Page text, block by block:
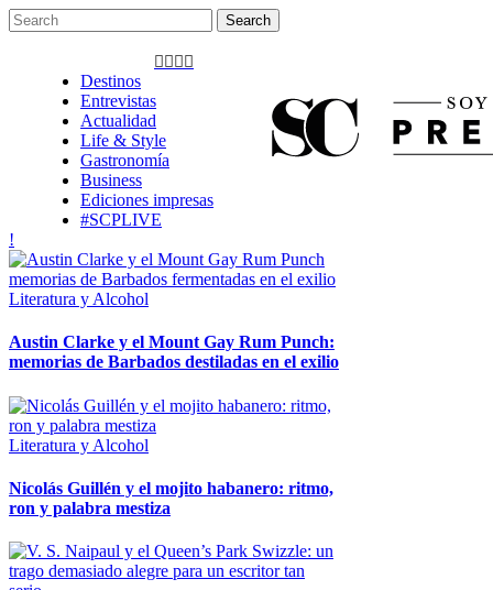
Destinos
Entrevistas
Actualidad
Life & Style
Gastronomía
Business
Ediciones impresas
#SCPLIVE
Literatura y Alcohol
Austin Clarke y el Mount Gay Rum Punch:
memorias de Barbados destiladas en el exilio
Literatura y Alcohol
Nicolás Guillén y el mojito habanero: ritmo,
ron y palabra mestiza